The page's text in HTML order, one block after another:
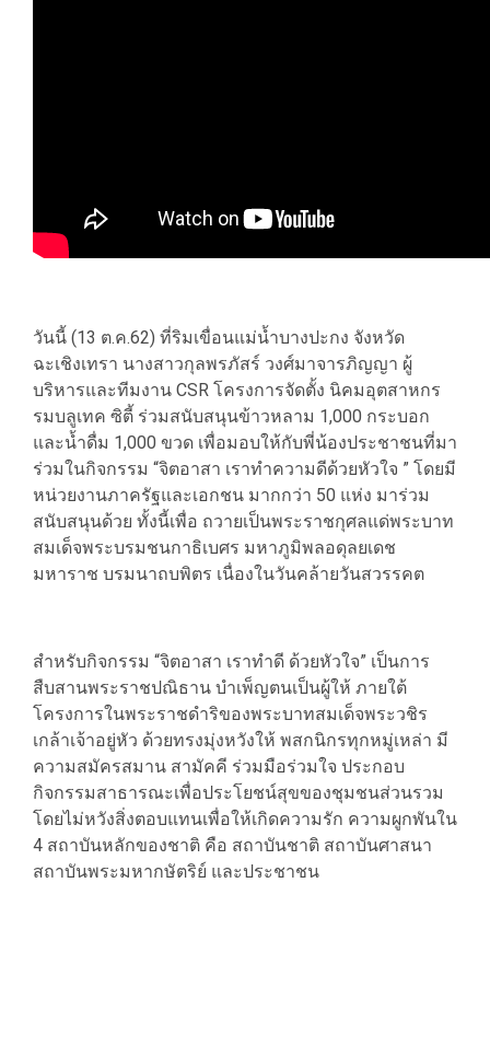
วันนี้ (13 ต.ค.62) ที่ริมเขื่อนแม่น้ำบางปะกง จังหวัด
ฉะเชิงเทรา นางสาวกุลพรภัสร์ วงศ์มาจารภิญญา ผู้
บริหารและทีมงาน CSR โครงการจัดตั้ง นิคมอุตสาหกร
รมบลูเทค ซิตี้ ร่วมสนับสนุนข้าวหลาม 1,000 กระบอก
และน้ำดื่ม 1,000 ขวด เพื่อมอบให้กับพี่น้องประชาชนที่มา
ร่วมในกิจกรรม “จิตอาสา เราทำความดีด้วยหัวใจ ” โดยมี
หน่วยงานภาครัฐและเอกชน มากกว่า 50 แห่ง มาร่วม
สนับสนุนด้วย ทั้งนี้เพื่อ ถวายเป็นพระราชกุศลแด่พระบาท
สมเด็จพระบรมชนกาธิเบศร มหาภูมิพลอดุลยเดช
มหาราช บรมนาถบพิตร เนื่องในวันคล้ายวันสวรรคต
สำหรับกิจกรรม “จิตอาสา เราทำดี ด้วยหัวใจ” เป็นการ
สืบสานพระราชปณิธาน บำเพ็ญตนเป็นผู้ให้ ภายใต้
โครงการในพระราชดำริของพระบาทสมเด็จพระวชิร
เกล้าเจ้าอยู่หัว ด้วยทรงมุ่งหวังให้ พสกนิกรทุกหมู่เหล่า มี
ความสมัครสมาน สามัคคี ร่วมมือร่วมใจ ประกอบ
กิจกรรมสาธารณะเพื่อประโยชน์สุขของชุมชนส่วนรวม
โดยไม่หวังสิ่งตอบแทนเพื่อให้เกิดความรัก ความผูกพันใน
4 สถาบันหลักของชาติ คือ สถาบันชาติ สถาบันศาสนา
สถาบันพระมหากษัตริย์ และประชาชน